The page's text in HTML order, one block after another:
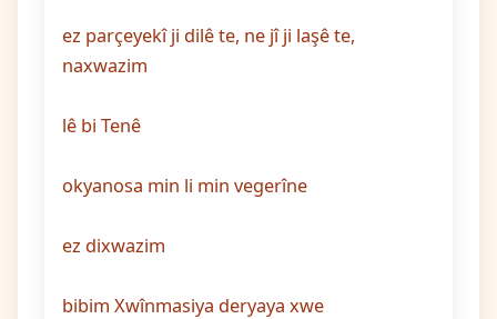
ez parçeyekî ji dilê te, ne jî ji laşê te,
naxwazim
lê bi Tenê
okyanosa min li min vegerîne
ez dixwazim
bibim Xwînmasiya deryaya xwe